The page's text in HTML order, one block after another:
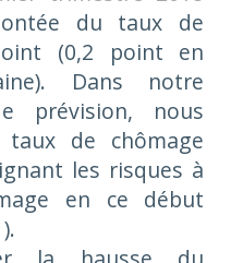
du taux de
(0,2 point en
Dans notre
prévision, nous
de chômage
les risques à
en ce début